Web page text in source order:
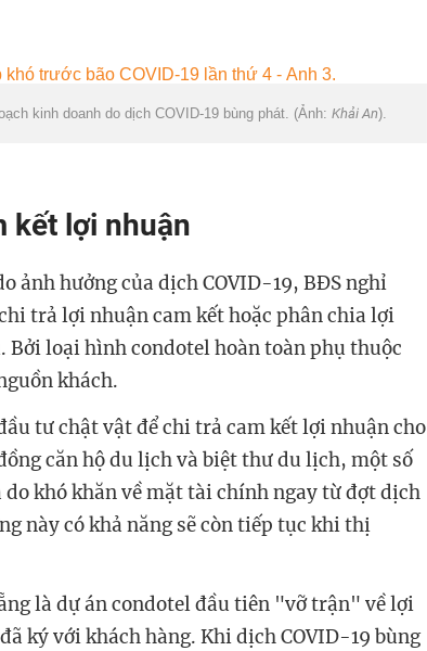
kinh doanh do dịch COVID-19 bùng phát. (Ảnh: Khải An).
kết lợi nhuận
ảnh hưởng của dịchCOVID-19, BĐSnghỉ
trả lợi nhuận cam kết hoặc phân chia lợi
Bởi loại hình condotel hoàn toàn phụ thuộc
khách.
tư chật vật để chi trả cam kết lợi nhuận cho
căn hộ du lịch và biệt thư du lịch, một số
khó khăn về mặt tài chính ngay từ đợt dịch
này có khả năng sẽ còn tiếp tục khi thị
là dự án condotel đầu tiên "vỡ trận" về lợi
ký với khách hàng. Khi dịch COVID-19 bùng